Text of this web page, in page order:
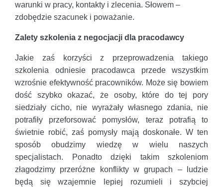
warunki w pracy, kontakty i zlecenia. Słowem –
zdobędzie szacunek i poważanie.
Zalety szkolenia z negocjacji dla pracodawcy
Jakie zaś korzyści z przeprowadzenia takiego
szkolenia odniesie pracodawca przede wszystkim
wzrośnie efektywność pracowników. Może się bowiem
dość szybko okazać, że osoby, które do tej pory
siedziały cicho, nie wyrażały własnego zdania, nie
potrafiły przeforsować pomysłów, teraz potrafią to
świetnie robić, zaś pomysły mają doskonałe. W ten
sposób obudzimy wiedzę w wielu naszych
specjalistach. Ponadto dzięki takim szkoleniom
złagodzimy przeróżne konflikty w grupach – ludzie
będą się wzajemnie lepiej rozumieli i szybciej